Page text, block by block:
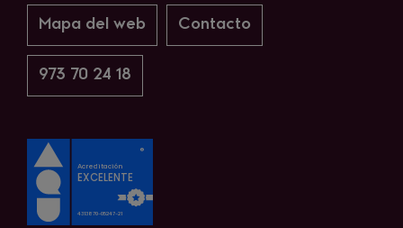
Mapa del web Contacto
973 70 24 18